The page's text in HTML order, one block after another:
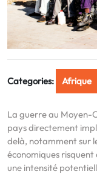
Categories: Afrique
La guerre au Moyen-
pays directement
delà, notamment sur
économiques
une intensité